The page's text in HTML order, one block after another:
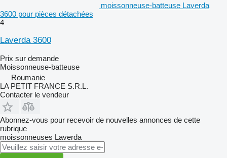
moissonneuse-batteuse Laverda
3600 pour pièces détachées
4
Laverda 3600
Prix sur demande
Moissonneuse-batteuse
Roumanie
LA PETIT FRANCE S.R.L.
Contacter le vendeur
Abonnez-vous pour recevoir de nouvelles annonces de cette
rubrique
moissonneuses Laverda